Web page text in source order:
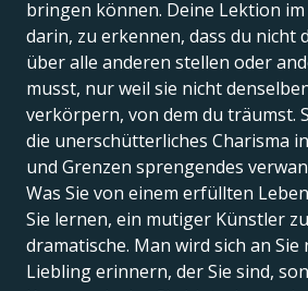
bringen können. Deine Lektion im
darin, zu erkennen, dass du nicht
über alle anderen stellen oder
musst, nur weil sie nicht
verkörpern, von dem du träumst.
die unerschütterliches Charisma in
und Grenzen sprengendes
Was Sie von einem erfüllten
Sie lernen, ein mutiger Künstler
dramatische. Man wird sich an Sie
Liebling erinnern, der Sie sind,